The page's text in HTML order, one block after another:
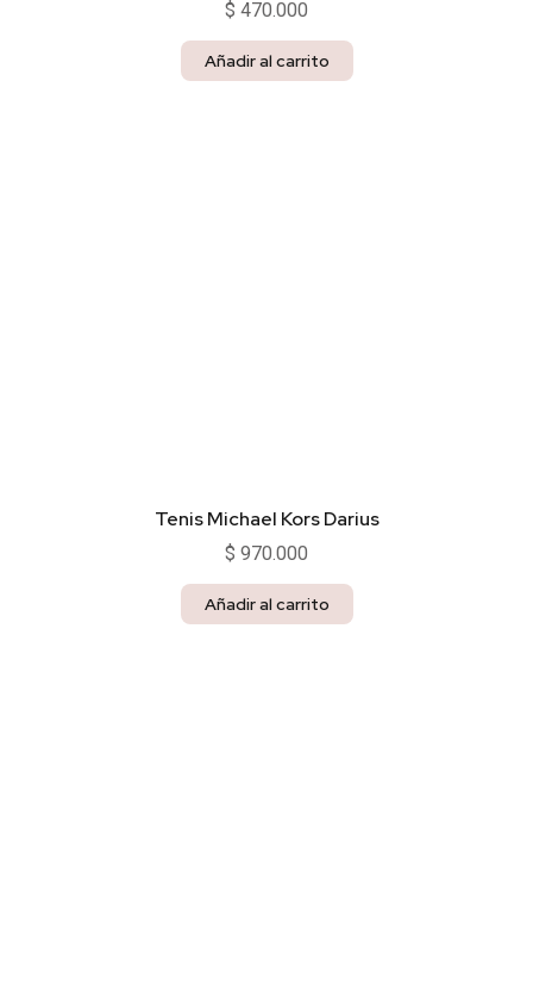
$ 470.000
Añadir al carrito
Tenis Michael Kors Darius
$ 970.000
Añadir al carrito